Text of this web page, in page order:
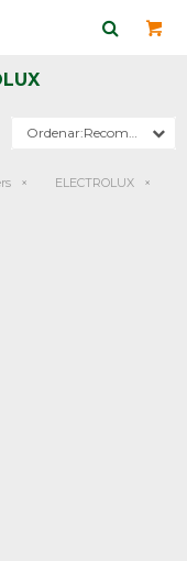
Recomendados
ELECTROLUX